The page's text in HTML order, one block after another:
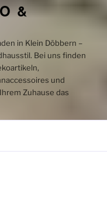
&
in Klein Döbbern –
Bei uns finden
und
Zuhause das